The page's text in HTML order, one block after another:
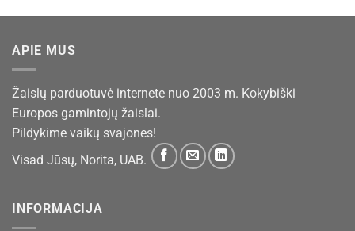
APIE MUS
Žaislų parduotuvė internete nuo 2003 m. Kokybiški
Europos gamintojų žaislai.
Pildykime vaikų svajones!
Visad Jūsų, Norita, UAB.
INFORMACIJA